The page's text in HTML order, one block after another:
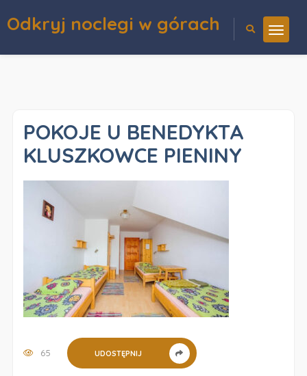
Odkryj noclegi w górach
POKOJE U BENEDYKTA
KLUSZKOWCE PIENINY
65 UDOSTĘPNIJ